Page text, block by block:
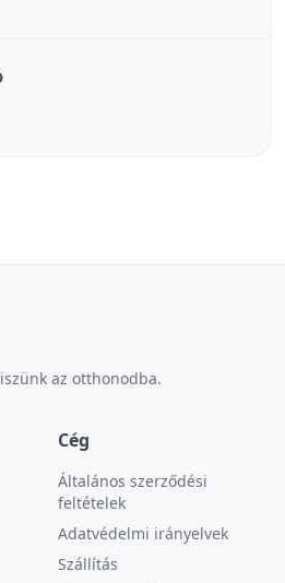
az otthonodba.
Cég
Általános szerződési
feltételek
Adatvédelmi irányelvek
Szállítás